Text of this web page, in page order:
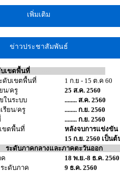
เพิ่มเติม
ข่าวประชาสัมพันธ์
เขตพื้นที่-------------------------------------
ดับเขตพื้นที่
1 ก.ย - 15 ต.ค 60
น/ครู
25 ส.ค. 2560
ในระบบ
........ ส.ค. 2560
รียน/ครู
........ ก.ย. 2560
........ ก.ย. 2560
ขตพื้นที่
หลังจบการแข่งขัน
15 ก.ย. 2560 เป็นต้
ระดับภาคกลางและภาคตะวันออก
18 พ.ย.-8 ธ.ค. 2560
ะดับภาค
9 ธ.ค. 2560